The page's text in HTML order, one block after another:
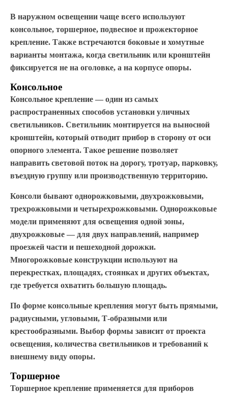
В наружном освещении чаще всего используют
консольное, торшерное, подвесное и прожекторное
крепление. Также встречаются боковые и хомутные
варианты монтажа, когда светильник или кронштейн
фиксируется не на оголовке, а на корпусе опоры.
Консольное
Консольное крепление — один из самых
распространенных способов установки уличных
светильников. Светильник монтируется на выносной
кронштейн, который отводит прибор в сторону от оси
опорного элемента. Такое решение позволяет
направить световой поток на дорогу, тротуар, парковку,
въездную группу или производственную территорию.
Консоли бывают однорожковыми, двухрожковыми,
трехрожковыми и четырехрожковыми. Однорожковые
модели применяют для освещения одной зоны,
двухрожковые — для двух направлений, например
проезжей части и пешеходной дорожки.
Многорожковые конструкции используют на
перекрестках, площадях, стоянках и других объектах,
где требуется охватить большую площадь.
По форме консольные крепления могут быть прямыми,
радиусными, угловыми, Т-образными или
крестообразными. Выбор формы зависит от проекта
освещения, количества светильников и требований к
внешнему виду опоры.
Торшерное
Торшерное крепление применяется для приборов